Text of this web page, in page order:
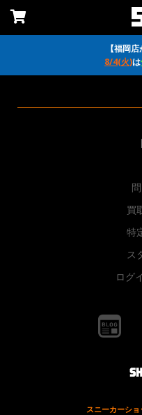
【福岡
8/4(火)は
買
特
ス
ログ
スニーカーシ